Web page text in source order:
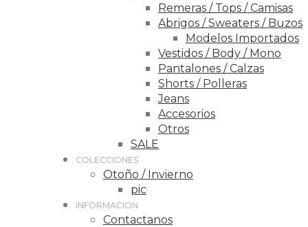
Remeras / Tops / Camisas
Abrigos / Sweaters / Buzos
Modelos Importados
Vestidos / Body / Mono
Pantalones / Calzas
Shorts / Polleras
Jeans
Accesorios
Otros
SALE
COLECCIONES
Otoño / Invierno
pic
INFORMACION
Contactanos